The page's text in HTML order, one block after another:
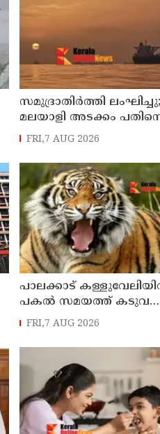
സമുദ്രാതിർത്തി ലംഘിച്ചു;
മലയാളി അടക്കം
മത്സ്യതൊഴിലാളികളെ
കസ്റ്റഡിയിലെടുത്ത്
നാവികസേന
FRI,7 AUG 2026
പാലക്കാട്
പകല്‍ സമയത്ത് കടുവ
സാന്നിധ്യം
FRI,7 AUG 2026